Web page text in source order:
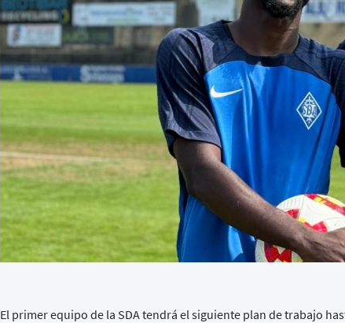
El primer equipo de la SDA tendrá el siguiente plan de trabajo